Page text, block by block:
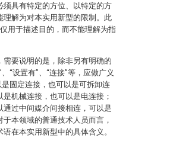
须具有特定的方位、以特定的方
理解为对本实用新型的限制。此
用于描述目的，而不能理解为指
要说明的是，除非另有明确的
“设置有”、“连接”等，应做广义
固定连接，也可以是可拆卸连
机械连接，也可以是电连接；
过中间媒介间接相连，可以是
本领域的普通技术人员而言，
在本实用新型中的具体含义。